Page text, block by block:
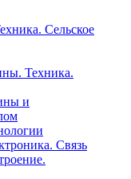
Сельское
Техника.
и
Связь